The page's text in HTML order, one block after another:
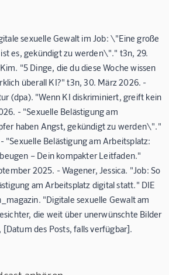
sexuelle Gewalt im Job: \"Eine große
es, gekündigt zu werden\"." t3n, 29.
"5 Dinge, die du diese Woche wissen
überall KI?" t3n, 30. März 2026. -
(dpa). "Wenn KI diskriminiert, greift kein
- "Sexuelle Belästigung am
haben Angst, gekündigt zu werden\"."
"Sexuelle Belästigung am Arbeitsplatz:
– Dein kompakter Leitfaden."
2025. - Wagener, Jessica. "Job: So
am Arbeitsplatz digital statt." DIE
"Digitale sexuelle Gewalt am
die weit über unerwünschte Bilder
[Datum des Posts, falls verfügbar].